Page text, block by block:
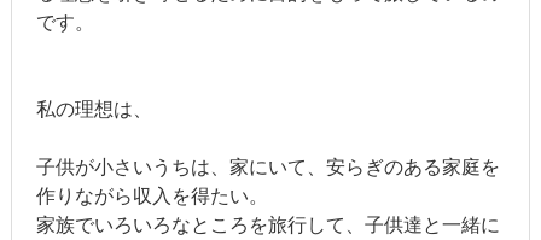
です。
私の理想は、
子供が小さいうちは、家にいて、安らぎのある家庭を
作りながら収入を得たい。
家族でいろいろなところを旅行して、子供達と一緒に